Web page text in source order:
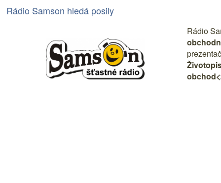
Rádio Samson hledá posily
Rádio